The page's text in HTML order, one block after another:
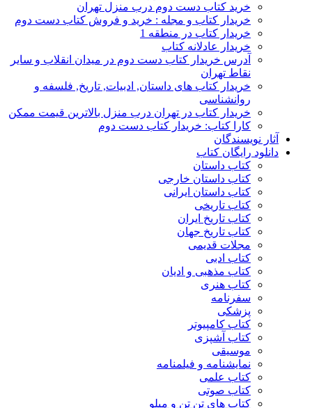
خرید کتاب دست دوم درب منزل تهران
خریدار کتاب و مجله : خرید و فروش کتاب دست دوم
خریدار کتاب در منطقه 1
خریدار عادلانه کتاب
آدرس خریدار کتاب دست دوم در میدان انقلاب و سایر
نقاط تهران
خریدار کتاب های داستان, ادبیات, تاریخ, فلسفه و
روانشناسی
خریدار کتاب در تهران درب منزل بالاترین قیمت ممکن
کارا کتاب: خریدار کتاب دست دوم
آثار نویسندگان
دانلود رایگان کتاب
کتاب داستان
کتاب داستان خارجی
کتاب داستان ایرانی
کتاب تاریخی
کتاب تاریخ ایران
کتاب تاریخ جهان
مجلات قدیمی
کتاب ادبی
کتاب مذهبی و ادیان
کتاب هنری
سفرنامه
پزشکی
کتاب کامپیوتر
کتاب آشپزی
موسیقی
نمایشنامه و فیلمنامه
کتاب علمی
کتاب صوتی
کتاب های تن تن و میلو